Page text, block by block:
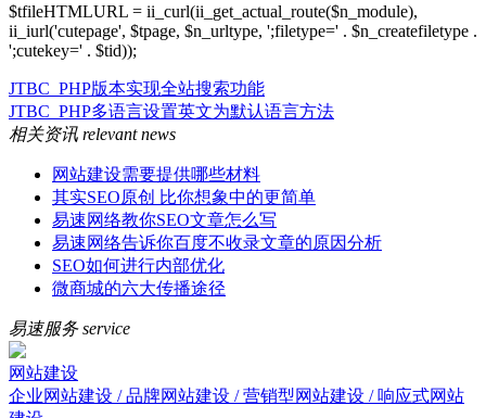
$tfileHTMLURL = ii_curl(ii_get_actual_route($n_module),
ii_iurl('cutepage', $tpage, $n_urltype, ';filetype=' . $n_createfiletype .
';cutekey=' . $tid));
JTBC_PHP版本实现全站搜索功能
JTBC_PHP多语言设置英文为默认语言方法
相关资讯 relevant news
网站建设需要提供哪些材料
其实SEO原创 比你想象中的更简单
易速网络教你SEO文章怎么写
易速网络告诉你百度不收录文章的原因分析
SEO如何进行内部优化
微商城的六大传播途径
易速服务service
网站建设
企业网站建设 / 品牌网站建设 / 营销型网站建设 / 响应式网站